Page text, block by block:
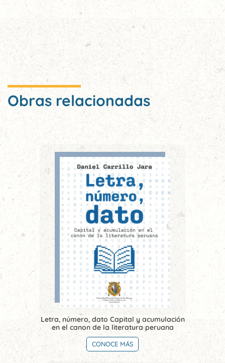
Obras relacionadas
Letra, número, dato Capital y acumulación
en el canon de la literatura peruana
CONOCE MÁS